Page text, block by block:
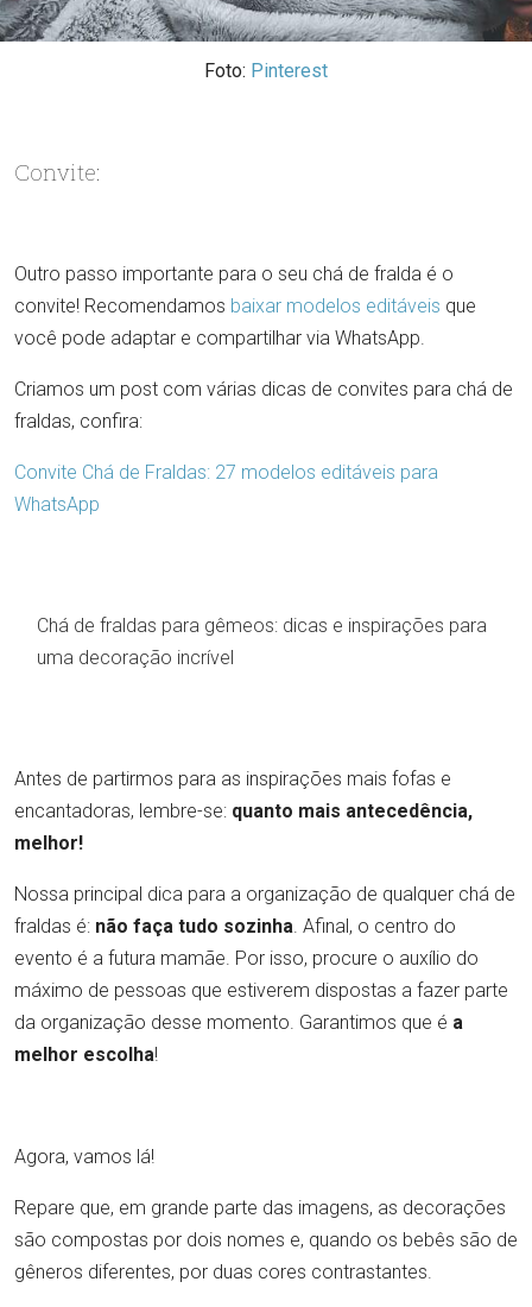
Foto: Pinterest
Convite:
Outro passo importante para o seu chá de fralda é o
convite! Recomendamos baixar modelos editáveis que
você pode adaptar e compartilhar via WhatsApp.
Criamos um post com várias dicas de convites para chá de
fraldas, confira:
Convite Chá de Fraldas: 27 modelos editáveis para
WhatsApp
Chá de fraldas para gêmeos: dicas e inspirações para
uma decoração incrível
Antes de partirmos para as inspirações mais fofas e
encantadoras, lembre-se: quanto mais antecedência,
melhor!
Nossa principal dica para a organização de qualquer chá de
fraldas é: não faça tudo sozinha. Afinal, o centro do
evento é a futura mamãe. Por isso, procure o auxílio do
máximo de pessoas que estiverem dispostas a fazer parte
da organização desse momento. Garantimos que é a
melhor escolha!
Agora, vamos lá!
Repare que, em grande parte das imagens, as decorações
são compostas por dois nomes e, quando os bebês são de
gêneros diferentes, por duas cores contrastantes.